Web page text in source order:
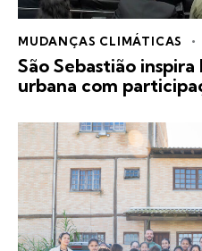
MUDANÇAS CLIMÁTICAS
São Sebastião
urbana com